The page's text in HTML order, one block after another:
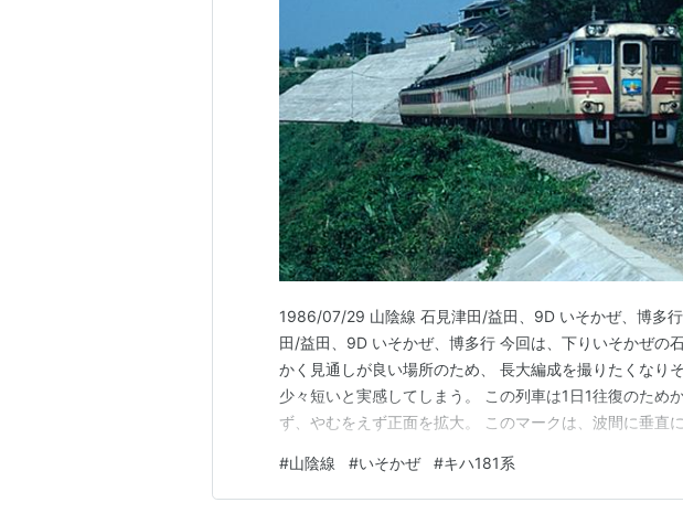
1986/07/29 山陰線 石見津田/益田、9D いそかぜ、博多
田/益田、9D いそかぜ、博多行 今回は、下りいそかぜの
かく見通しが良い場所のため、 長大編成を撮りたくなり
少々短いと実感してしまう。 この列車は1日1往復のため
ず、やむをえず正面を拡大。 このマークは、波間に垂直
き交っていた。 1986/07/29 山陰線 石見津田/益田、9D
#山陰線 #いそかぜ #キハ181系